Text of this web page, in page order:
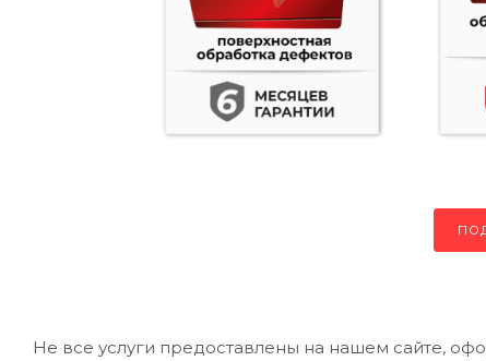
Не все услуги предоставлены на нашем сайте,